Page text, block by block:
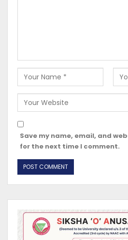
Save my name, email, and
for the next time I comment.